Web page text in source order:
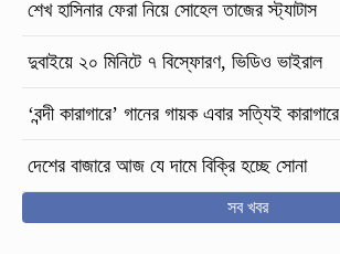
শেখ হাসিনার ফেরা নিয়ে সোহেল তাজের স্ট্যাটাস
দুবাইয়ে ২০ মিনিটে ৭ বিস্ফোরণ, ভিডিও ভাইরাল
‘বন্দী কারাগারে’ গানের গায়ক এবার সত্যিই কারাগারে
দেশের বাজারে আজ যে দামে বিক্রি হচ্ছে সোনা
সব খবর